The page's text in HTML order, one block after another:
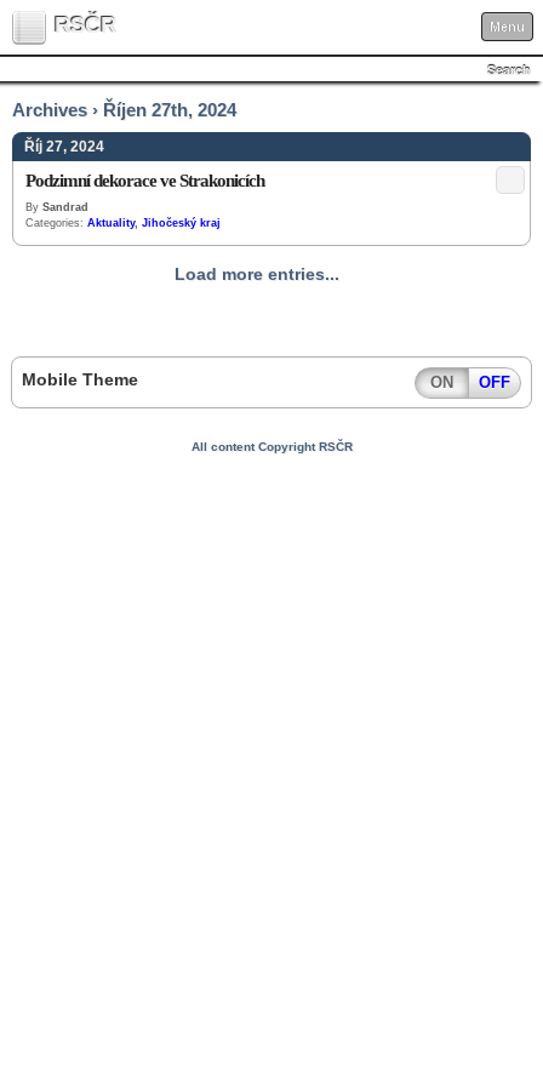
RSČR Menu
Search
Archives › Říjen 27th, 2024
Říj 27, 2024
Podzimní dekorace ve Strakonicích
By Sandrad
Categories: Aktuality, Jihočeský kraj
Load more entries...
Mobile Theme ON OFF
All content Copyright RSČR